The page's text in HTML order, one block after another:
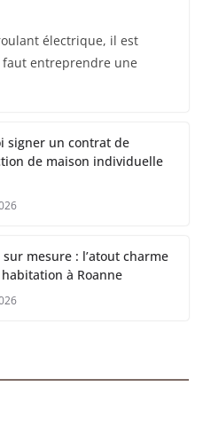
électrique, il est
faut entreprendre une
signer un contrat de
de maison individuelle
mesure : l’atout charme
à Roanne